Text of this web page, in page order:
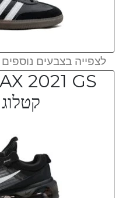
לצפייה בצבעים
2021 GS